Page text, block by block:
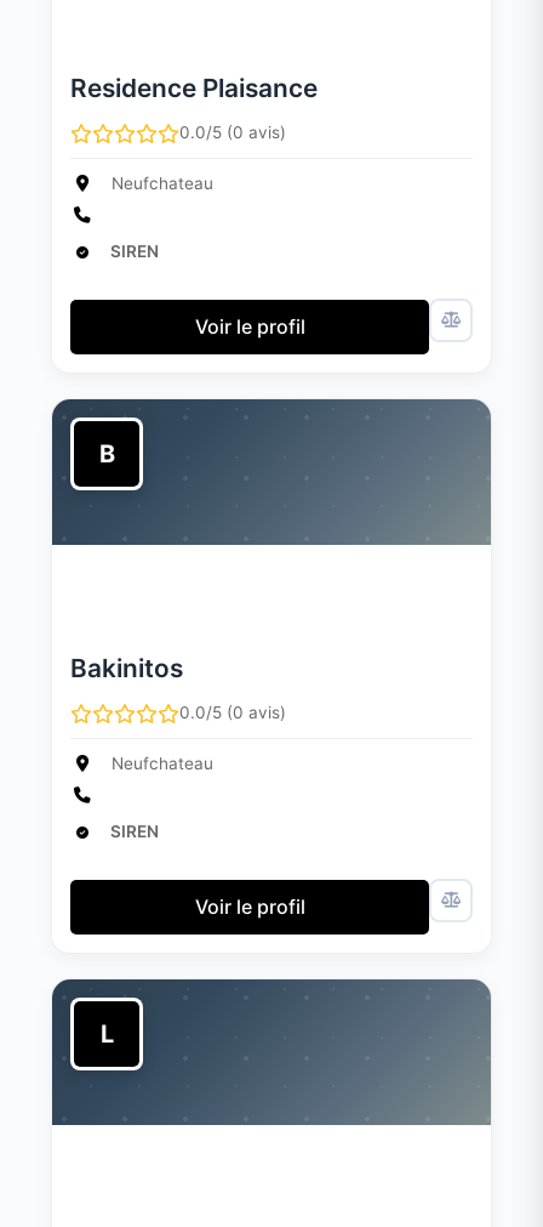
Residence Plaisance
0.0/5 (0 avis)
Neufchateau
SIREN
Voir le profil
B
Bakinitos
0.0/5 (0 avis)
Neufchateau
SIREN
Voir le profil
L